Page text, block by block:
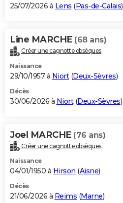
25/07/2026 à Lens (Pas-de-Calais)
Line MARCHE (68 ans)
Créer une cagnotte obsèques
Naissance
29/10/1957 à Niort(Deux-Sèvres)
Décès
30/06/2026 à Niort(Deux-Sèvres)
Joel MARCHE (76 ans)
Créer une cagnotte obsèques
Naissance
04/01/1950 à Hirson (Aisne)
Décès
21/06/2026 à Reims (Marne)